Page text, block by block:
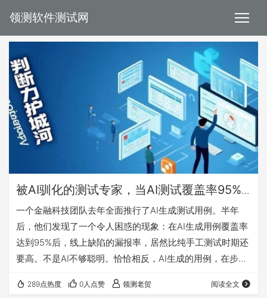
领测软件测试网
被AI驯化的测试专家，当AI测试覆盖率95%
时，缺陷漏报率反而更高了：判断力退化的
真相是什么？
一个金融科技团队去年全面推行了AI生成测试用例。半年
后，他们发现了一个令人困惑的现象：在AI生成用例覆盖率
达到95%后，线上缺陷的漏报率，居然比纯手工测试时期还
要高。不是AI不够聪明。恰恰相反，AI生成的用例，在步骤
“审核”环节。那些被定义为“高维审核者”的资深测试工程
289点热度 0人点赞 领测老贺 阅读全文